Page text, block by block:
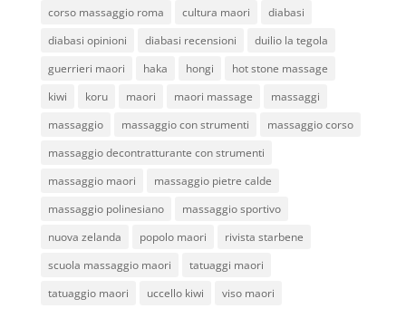
corso massaggio roma
cultura maori
diabasi
diabasi opinioni
diabasi recensioni
duilio la tegola
guerrieri maori
haka hongi
hot stone massage
kiwi
koru maori maori massage
massaggi
massaggio
massaggio con strumenti
massaggio corso
massaggio decontratturante con strumenti
massaggio maori
massaggio pietre calde
massaggio polinesiano
massaggio sportivo
nuova zelanda
popolo maori
rivista starbene
scuola massaggio maori
tatuaggi maori
tatuaggio maori
uccello kiwi viso maori